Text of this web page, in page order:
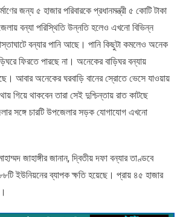
জন্য ৫ হাজার পরিবারকে প্রধানমন্ত্রী ৫ কোটি টাকা
বন্যা পরিস্থিতি উন্নতি হলেও এখনো বিভিন্ন
বন্যার পানি আছে। পানি কিছুটা কমলেও অনেক
ফিরতে পারছে না। অনেকের বাড়িঘর বন্যায়
আবার অনেকের ঘরবাড়ি বানের স্রোতে ভেসে যাওয়ায়
গিয়ে থাকবেন তারা সেই দুশ্চিন্তায় রাত কাটছে
সঙ্গে চারটি উপজেলার সড়ক যোগাযোগ এখনো
জাহাঙ্গীর জানান, দ্বিতীয় দফা বন্যার তাণ্ডবে
ইউনিয়নের ব্যাপক ক্ষতি হয়েছে। প্রায় ৪৫ হাজার